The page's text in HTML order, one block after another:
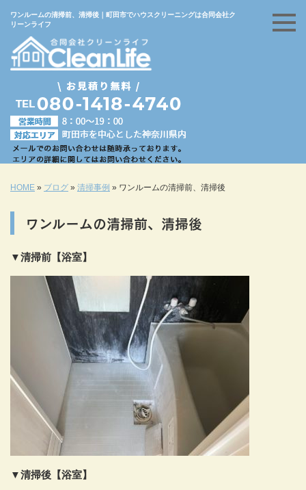
ワンルームの清掃前、清掃後｜町田市でハウスクリーニングは合同会社ク
リーンライフ
HOME » ブログ » 清掃事例 » ワンルームの清掃前、清掃後
ワンルームの清掃前、清掃後
▼清掃前【浴室】
▼清掃後【浴室】